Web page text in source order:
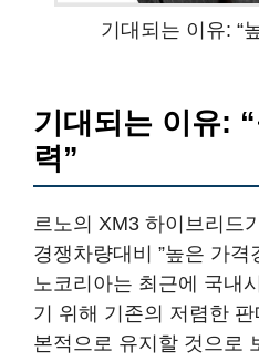
기대되는 이유: “
기대되는 이유:
력”
르노의 XM3 하이브리드
경쟁차량대비 ”높은 가격
노코리아는 최근에 국내
기 위해 기존의 저렴한 판
본적으로 유지할 것으로